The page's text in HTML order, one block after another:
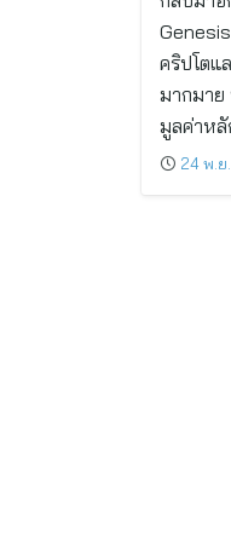
คริปโตแ
มากมาย
มูลค่าห
24 พ.ย